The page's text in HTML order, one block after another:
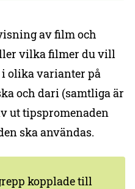
av film och
vilka filmer du vill
olika varianter på
och dari (samtliga är
ut tipspromenaden
ska användas.
kopplade till